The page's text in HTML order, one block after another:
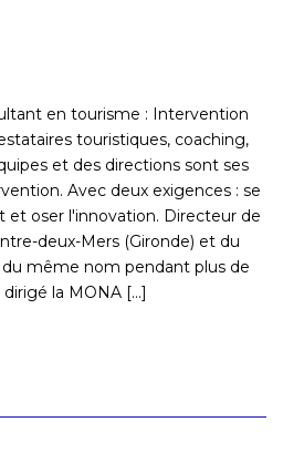
en tourisme : Intervention
touristiques, coaching,
et des directions sont ses
Avec deux exigences : se
et oser l'innovation. Directeur de
deux-Mers (Gironde) et du
du même nom pendant plus de
la MONA [...]